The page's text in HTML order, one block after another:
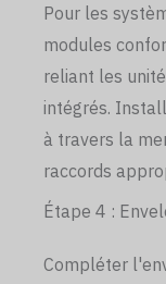
Pour les
modules
reliant les
intégrés.
à travers la
raccords
Étape 4 :
Compléter